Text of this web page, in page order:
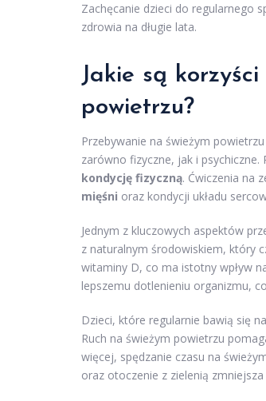
Zachęcanie dzieci do regularnego
zdrowia na długie lata.
Jakie są
powietrzu?
Przebywanie na świeżym
zarówno fizyczne, jak i
kondycję fizyczną. Ćwiczenia na
mięśni oraz kondycji układu
Jednym z kluczowych aspektów
z naturalnym środowiskiem, który
witaminy D, co ma istotny wpływ
lepszemu dotlenieniu organizmu,
Dzieci, które regularnie bawią się
Ruch na świeżym powietrzu
więcej, spędzanie czasu na
oraz otoczenie z zielenią